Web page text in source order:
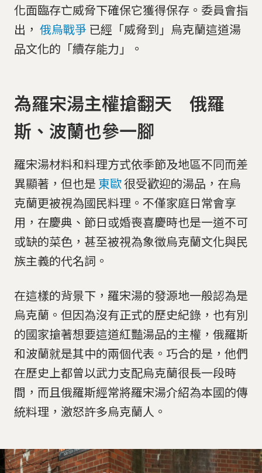
化面臨存亡威脅下確保它獲得保存。委員會指
出， 俄烏戰爭 已經「威脅到」烏克蘭這道湯
品文化的「續存能力」。
為羅宋湯主權搶翻天 俄羅
斯、波蘭也參一腳
羅宋湯材料和料理方式依季節及地區不同而差
異顯著，但也是 東歐很受歡迎的湯品，在烏
克蘭更被視為國民料理。不僅家庭日常會享
用，在慶典、節日或婚喪喜慶時也是一道不可
或缺的菜色，甚至被視為象徵烏克蘭文化與民
族主義的代名詞。
在這樣的背景下，羅宋湯的發源地一般認為是
烏克蘭。但因為沒有正式的歷史紀錄，也有別
的國家搶著想要這道紅豔湯品的主權，俄羅斯
和波蘭就是其中的兩個代表。巧合的是，他們
在歷史上都曾以武力支配烏克蘭很長一段時
間，而且俄羅斯經常將羅宋湯介紹為本國的傳
統料理，激怒許多烏克蘭人。